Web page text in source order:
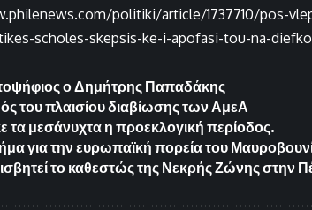
politiki/article/1737710/pos-
scholes-skepsis-ke-i-apofasi-tou-na-
ο Δημήτρης Παπαδάκης
του πλαισίου διαβίωσης των ΑμεΑ
μεσάνυχτα η προεκλογική περίοδος.
για την ευρωπαϊκή πορεία του
το καθεστώς της Νεκρής Ζώνης στην